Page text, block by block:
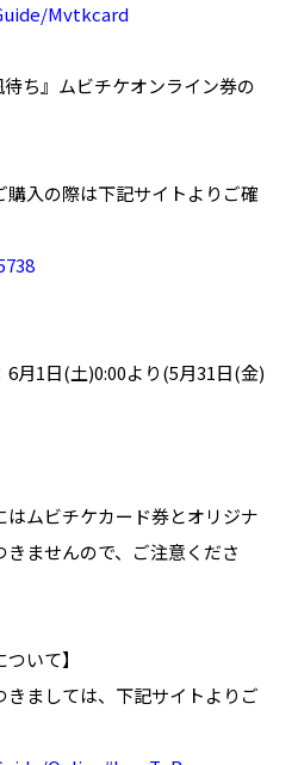
Mvtkcard
ち』ムビチケオンライン券の
入の際は下記サイトよりご確
月1日(土)0:00より(5月31日(金)
ムビチケカード券とオリジナ
ませんので、ご注意くださ
いて】
ましては、下記サイトよりご